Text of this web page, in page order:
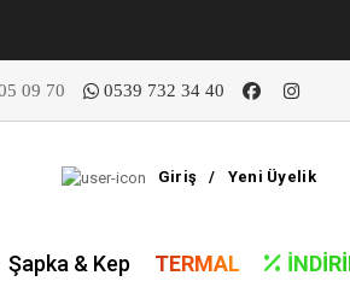
09 70 0539 732 34 40
Giriş / Yeni Üyelik
Şapka & Kep TERMAL